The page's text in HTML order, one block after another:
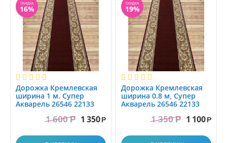
СКИДКА
16%
Дорожка Кремлевская
ширина 1 м. Супер
Акварель 26546 22133
1 600 Р 1 350 Р
СКИДКА
19%
Дорожка Кремлевская
ширина 0.8 м, Супер
Акварель 26546 22133
1 350 Р 1 100 Р